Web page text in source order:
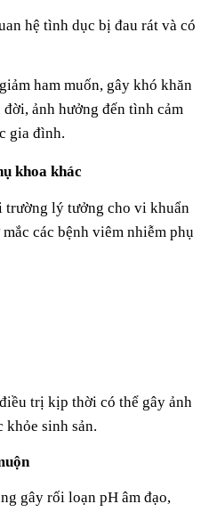
hệ tình dục bị đau rát và có
ham muốn, gây khó khăn
ảnh hưởng đến tình cảm
gia đình.
khoa khác
trường lý tưởng cho vi khuẩn
các bệnh viêm nhiễm phụ
trị kịp thời có thể gây ảnh
khỏe sinh sản.
gây rối loạn pH âm đạo,